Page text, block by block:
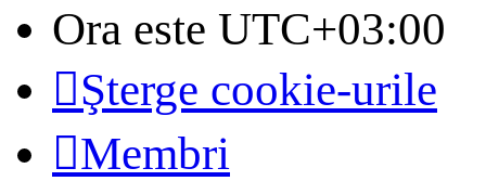
Ora este UTC+03:00
Şterge cookie-urile
Membri